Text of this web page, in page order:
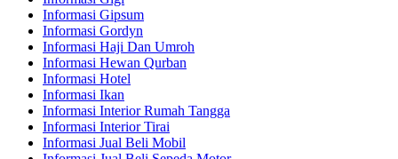
Informasi Gipsum
Informasi Gordyn
Informasi Haji Dan Umroh
Informasi Hewan Qurban
Informasi Hotel
Informasi Ikan
Informasi Interior Rumah Tangga
Informasi Interior Tirai
Informasi Jual Beli Mobil